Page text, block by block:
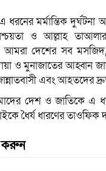
মর্মান্তিক দুর্ঘটনা
ও আল্লাহ
আমরা দেশের সব মসজিদ,
ও মুনাজাতের আহ্বান
এবং আহতদের
দেশ ও জাতিকে এ
ধৈর্য ধারণের তাওফিক
করুন